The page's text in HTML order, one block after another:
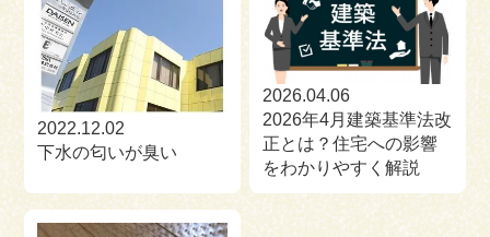
2022.12.02
下水の匂いが臭い
2026.04.06
2026年4月建築基準法改
正とは？住宅への影響
をわかりやすく解説